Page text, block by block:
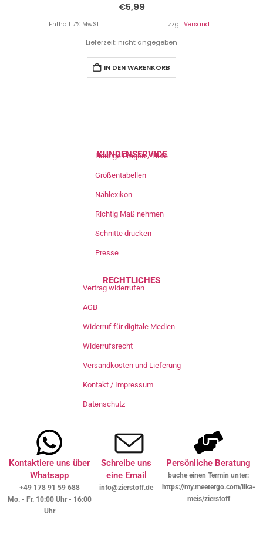
€5,99
Enthält 7% MwSt. zzgl. Versand
Lieferzeit: nicht angegeben
IN DEN WARENKORB
KUNDENSERVICE
Häufige Fragen / Hilfe
Größentabellen
Nählexikon
Richtig Maß nehmen
Schnitte drucken
Presse
RECHTLICHES
Vertrag widerrufen
AGB
Widerruf für digitale Medien
Widerrufsrecht
Versandkosten und Lieferung
Kontakt / Impressum
Datenschutz
Kontaktiere uns über
Whatsapp
+49 178 91 59 688
Mo. - Fr. 10:00 Uhr - 16:00
Uhr
Schreibe uns
eine Email
info@zierstoff.de
Persönliche Beratung
buche einen Termin unter:
https://my.meetergo.com/ilka-
meis/zierstoff